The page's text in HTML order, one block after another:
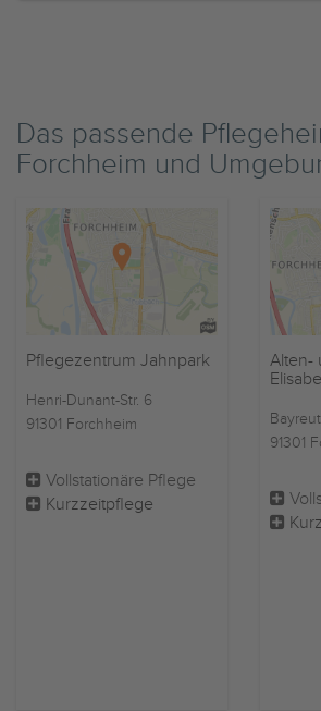
Das passende
Forchheim und
Pflegezentrum Jahnpark
Henri-Dunant-Str. 6
91301 Forchheim
Vollstationäre Pflege
Kurzzeitpflege
Alten-
91301